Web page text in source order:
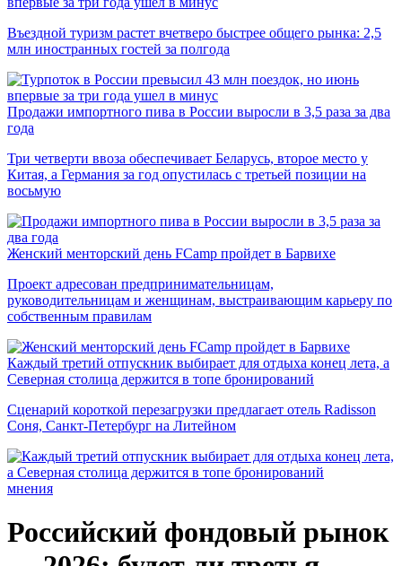
Въездной туризм растет вчетверо быстрее общего рынка: 2,5
млн иностранных гостей за полгода
Продажи импортного пива в России выросли в 3,5 раза за два
года
Три четверти ввоза обеспечивает Беларусь, второе место у
Китая, а Германия за год опустилась с третьей позиции на
восьмую
Женский менторский день FCamp пройдет в Барвихе
Проект адресован предпринимательницам,
руководительницам и женщинам, выстраивающим карьеру по
собственным правилам
Каждый третий отпускник выбирает для отдыха конец лета, а
Северная столица держится в топе бронирований
Сценарий короткой перезагрузки предлагает отель Radisson
Соня, Санкт-Петербург на Литейном
мнения
Российский фондовый рынок